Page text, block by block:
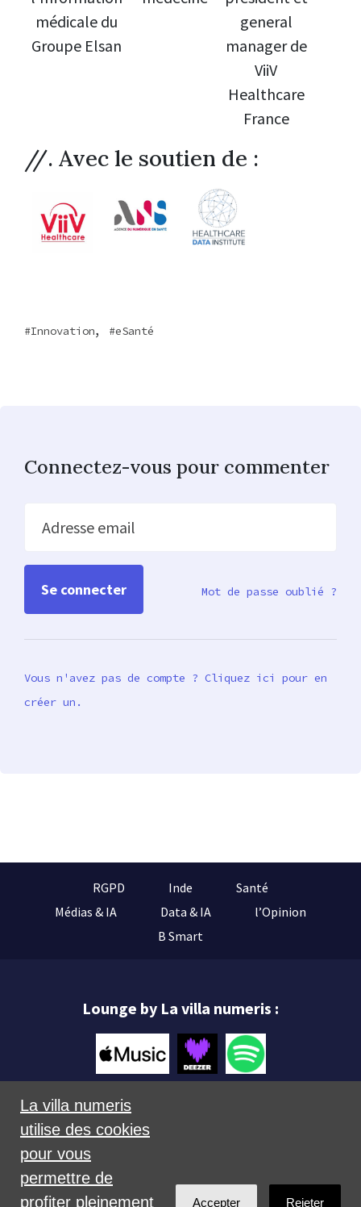
médicale du
Groupe Elsan
general
manager de
ViiV
Healthcare
France
//. Avec le soutien de :
Innovation, eSanté
Connectez-vous pour commenter
Adresse email
Mot de passe oublié ?
Vous n'avez pas de compte ? Cliquez ici pour en
créer un.
RGPD Inde
Santé
Médias & IA
Data & IA
l’Opinion
B Smart
Lounge by La villa numeris :
La villa numeris
utilise des cookies
pour vous
permettre de
profiter pleinement
Accepter Rejeter